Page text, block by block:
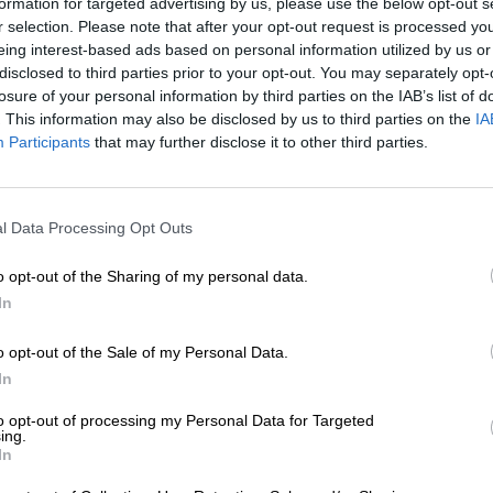
selection. Please note that after your opt-out request is processed
interest-based ads based on personal information utilized by us
to third parties prior to your opt-out. You may separately
of your personal information by third parties on the IAB’s list of
This information may also be disclosed by us to third parties on the
Participants that may further disclose it to other third parties.
Data Processing Opt Outs
opt-out of the Sharing of my personal data.
opt-out of the Sale of my Personal Data.
opt-out of processing my Personal Data for Targeted
* Les prix incluent la TVA légale. PlusLivraisonplusDépôt€
* Les prix incluent les droits d’accise
Description Info Critiques
La brasserie munichoise Wolfscraft a pour mission de
caractère et de saveur, insufflant une nouvelle vie aux
La Helle! de Wolfscraft revisite la traditionnelle Helle
%. Visuellement, la bière séduit par sa robe miel-doré,
aérienne et pure. Naturellement trouble, elle caresse
d’agrumes acidulés, qui vous mettent en appétit dès
expérience brassicole merveilleusement équilibrée.
houblon puissant, puis le malt s’invite, équilibrant
fruits exotiques et zestes d’agrumes se marient pour